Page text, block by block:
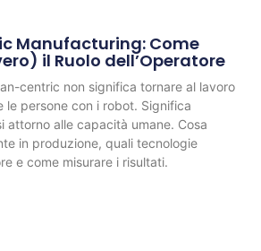
Manufacturing: Come
il Ruolo dell’Operatore
centric non significa tornare al lavoro
le persone con i robot. Significa
attorno alle capacità umane. Cosa
in produzione, quali tecnologie
e come misurare i risultati.